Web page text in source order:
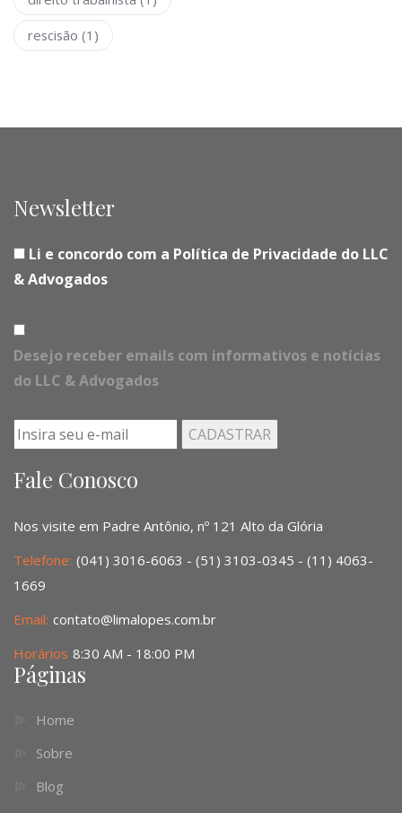
rescisão (1)
Newsletter
Li e concordo com a Política de Privacidade do LLC
& Advogados
Desejo receber emails com informativos e notícias
do LLC & Advogados
Fale Conosco
Nos visite em Padre Antônio, nº 121 Alto da Glória
Telefone: (041) 3016-6063 - (51) 3103-0345 - (11) 4063-
1669
Email: contato@limalopes.com.br
Horários 8:30 AM - 18:00 PM
Páginas
Home
Sobre
Blog